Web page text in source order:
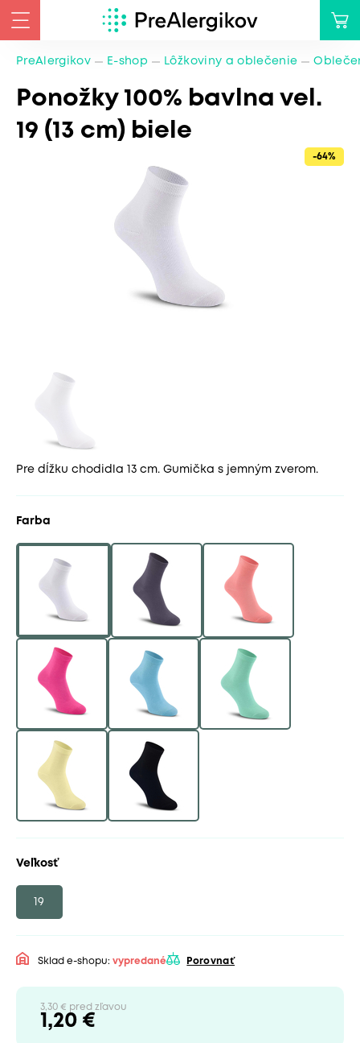
PreAlergikov E-shop Lôžkoviny a oblečenie
Ponožky 100% bavlna vel.
19 (13 cm) biele
-64%
Pre dĺžku chodidla 13 cm. Gumička s jemným zverom.
Farba
Veľkosť
19
Sklad e-shopu: vypredané Porovnať
3,30 € pred zľavou
1,20 €